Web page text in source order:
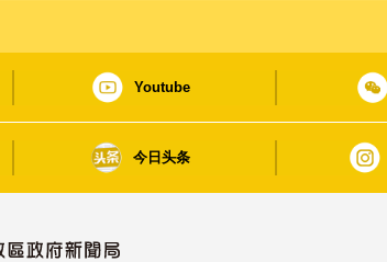
Youtube
今日头条